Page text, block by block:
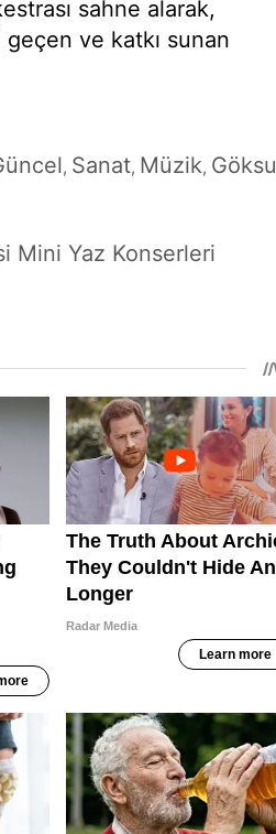
sahne alarak,
ve katkı sunan
, Sanat, Müzik, Göksu
Mini Yaz Konserleri